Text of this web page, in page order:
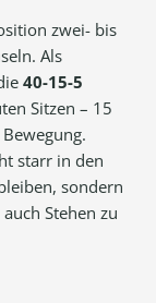
zwei- bis
Als
40-15-5
Sitzen – 15
starr in den
sondern
Stehen zu